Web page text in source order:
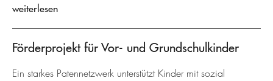
weiterlesen
Förderprojekt für Vor- und Grundschulkinder
Ein starkes Patennetzwerk unterstützt Kinder mit sozial